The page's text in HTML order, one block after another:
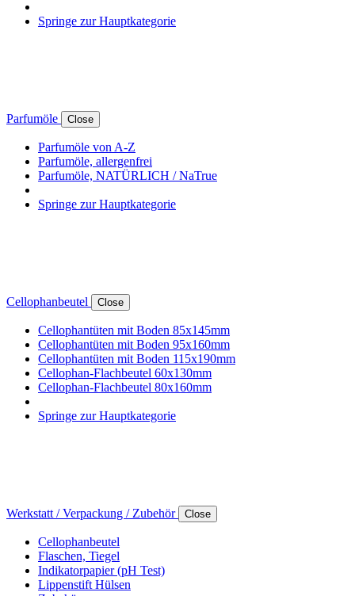
Springe zur Hauptkategorie
Parfumöle Close
Parfumöle von A-Z
Parfumöle, allergenfrei
Parfumöle, NATÜRLICH / NaTrue
Springe zur Hauptkategorie
Cellophanbeutel Close
Cellophantüten mit Boden 85x145mm
Cellophantüten mit Boden 95x160mm
Cellophantüten mit Boden 115x190mm
Cellophan-Flachbeutel 60x130mm
Cellophan-Flachbeutel 80x160mm
Springe zur Hauptkategorie
Werkstatt / Verpackung / Zubehör Close
Cellophanbeutel
Flaschen, Tiegel
Indikatorpapier (pH Test)
Lippenstift Hülsen